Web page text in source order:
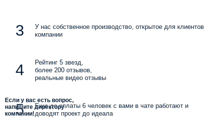
У нас собственное производство, открытое для клиентов
компании
Рейтинг 5 звезд,
более 200 отзывов,
реальные видео отзывы
Еще до оплаты 6 человек с вами в чате работают и
доводят проект до идеала
Если у вас есть вопрос,
напишите директору
компании!